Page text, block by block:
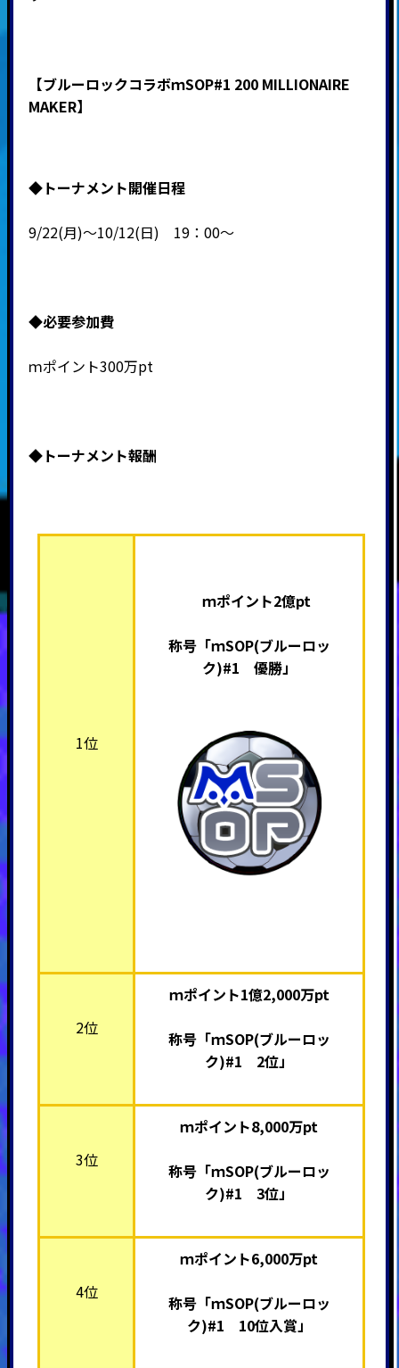
【ブルーロックコラボｍSOP#1 200 MILLIONAIRE
MAKER】
◆トーナメント開催日程
9/22(月)～10/12(日) 19：00～
◆必要参加費
ｍポイント300万pt
◆トーナメント報酬
1位
ｍポイント2億pt
称号「ｍSOP(ブルーロッ
ク)#1 優勝」
2位
ｍポイント1億2,000万pt
称号「ｍSOP(ブルーロッ
ク)#1 2位」
3位
ｍポイント8,000万pt
称号「ｍSOP(ブルーロッ
ク)#1 3位」
4位
ｍポイント6,000万pt
称号「ｍSOP(ブルーロッ
ク)#1 10位入賞」